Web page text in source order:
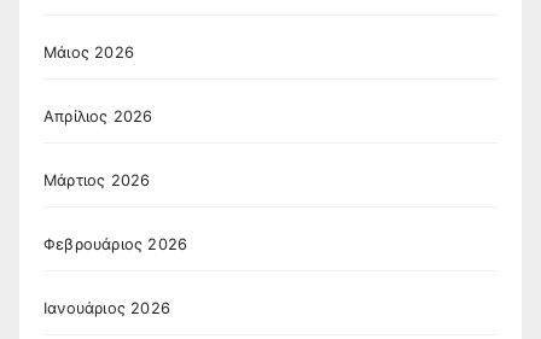
Μάιος 2026
Απρίλιος 2026
Μάρτιος 2026
Φεβρουάριος 2026
Ιανουάριος 2026